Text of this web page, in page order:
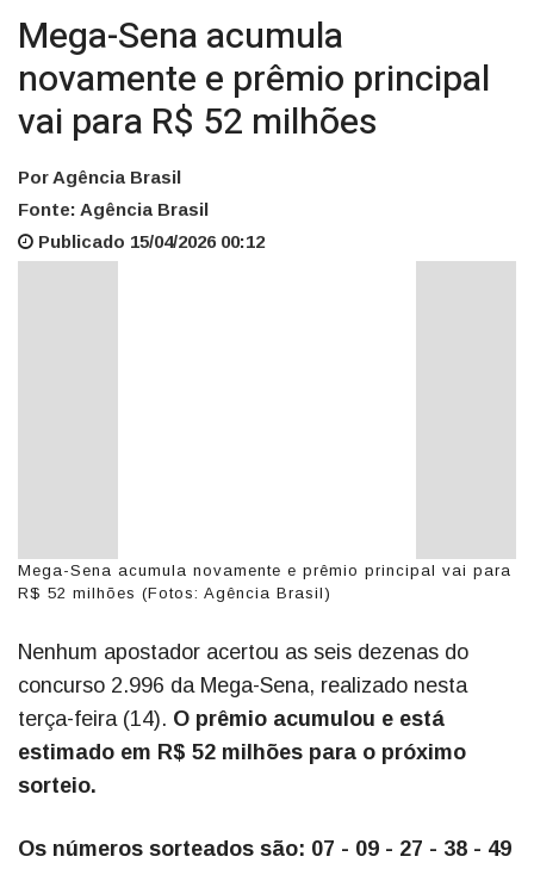
Mega-Sena acumula
novamente e prêmio principal
vai para R$ 52 milhões
Por Agência Brasil
Fonte: Agência Brasil
Publicado 15/04/2026 00:12
Mega-Sena acumula novamente e prêmio principal vai para
R$ 52 milhões (Fotos: Agência Brasil)
Nenhum apostador acertou as seis dezenas do
concurso 2.996 da Mega-Sena, realizado nesta
terça-feira (14). O prêmio acumulou e está
estimado em R$ 52 milhões para o próximo
sorteio.
Os números sorteados são: 07 - 09 - 27 - 38 - 49